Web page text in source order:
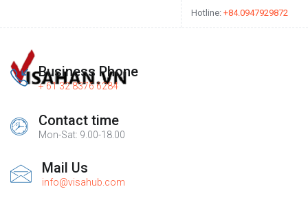
Hotline: +84.0947929872
Business Phone
+ 61 32 8376 6284
Contact time
Mon-Sat: 9.00-18.00
Mail Us
info@visahub.com